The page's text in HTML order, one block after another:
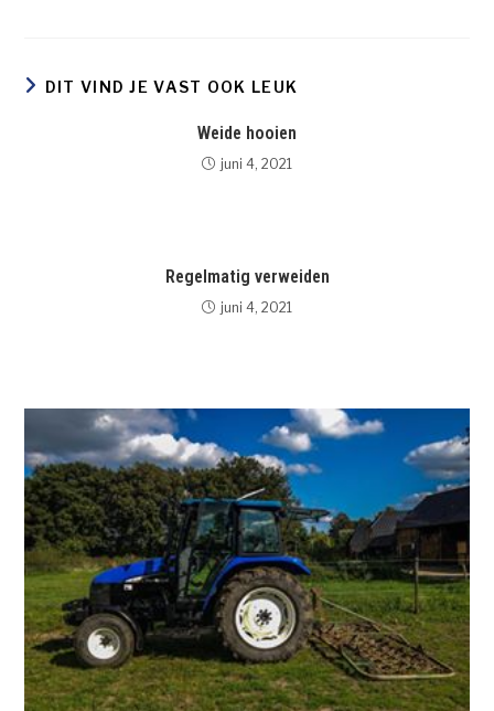
DIT VIND JE VAST OOK LEUK
Weide hooien
juni 4, 2021
Regelmatig verweiden
juni 4, 2021